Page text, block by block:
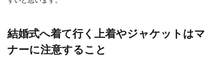
顔がちょ...
結婚式へ着て行く上着やジャケットはマ
ナーに注意すること